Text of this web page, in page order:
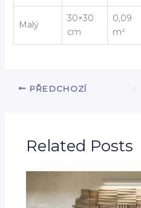
Malý
30×30
cm
0,09
m²
PŘEDCHOZÍ
Related Posts